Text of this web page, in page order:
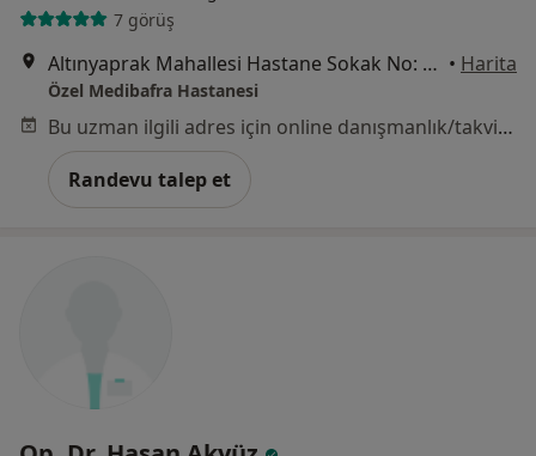
7 görüş
Altınyaprak Mahallesi Hastane Sokak No: 27, Bafra • Harita
Özel Medibafra Hastanesi
Bu uzman ilgili adres için online danışmanlık/takvim sunmuyor.
Randevu talep et